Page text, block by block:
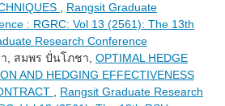
Rangsit Graduate
: RGRC: Vol 13 (2561): The 13th
Research Conference
, สมพร ปั่นโภชา, OPTIMAL HEDGE
AND HEDGING EFFECTIVENESS
Rangsit Graduate Research